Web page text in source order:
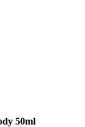
50ml